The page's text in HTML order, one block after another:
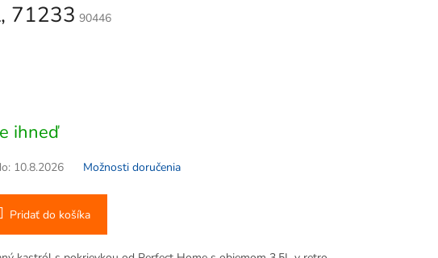
71233 90446
ihneď
10.8.2026 Možnosti doručenia
Pridať do košíka